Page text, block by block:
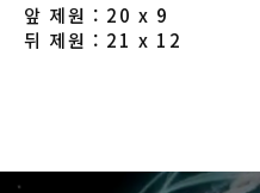
앞 제원 : 20 x 9
뒤 제원 : 21 x 12